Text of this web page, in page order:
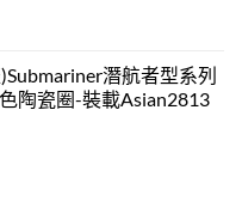
潛航者型系列
陶瓷圈-裝載Asian2813